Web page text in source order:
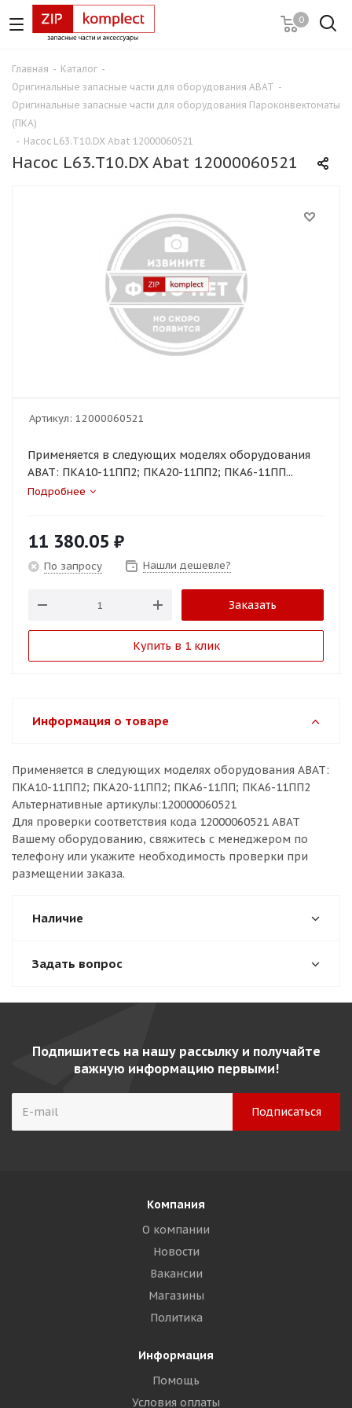
0
Главная - Каталог -
Оригинальные запасные части для оборудования ABAT -
Оригинальные запасные части для оборудования Пароконвектоматы
(ПКА)
- Насос L63.T10.DX Abat 12000060521
Насос L63.T10.DX Abat 12000060521
Артикул: 12000060521
Применяется в следующих моделях оборудования
ABAT: ПКА10-11ПП2; ПКА20-11ПП2; ПКА6-11ПП...
Подробнее
11 380.05 ₽
По запросу Нашли дешевле?
Заказать
Купить в 1 клик
Информация о товаре
Применяется в следующих моделях оборудования ABAT:
ПКА10-11ПП2; ПКА20-11ПП2; ПКА6-11ПП; ПКА6-11ПП2
Альтернативные артикулы:120000060521
Для проверки соответствия кода 12000060521 ABAT
Вашему оборудованию, свяжитесь с менеджером по
телефону или укажите необходимость проверки при
размещении заказа.
Наличие
Задать вопрос
Подпишитесь на нашу рассылку и получайте
важную информацию первыми!
Компания
О компании
Новости
Вакансии
Магазины
Политика
Информация
Помощь
Условия оплаты